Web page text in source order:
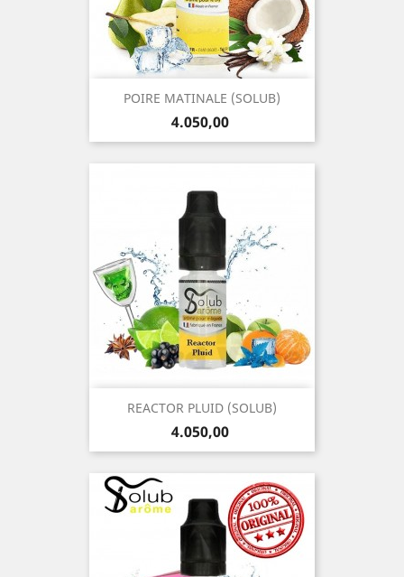
POIRE MATINALE (SOLUB)
Precio
4.050,00
REACTOR PLUID (SOLUB)
Precio
4.050,00